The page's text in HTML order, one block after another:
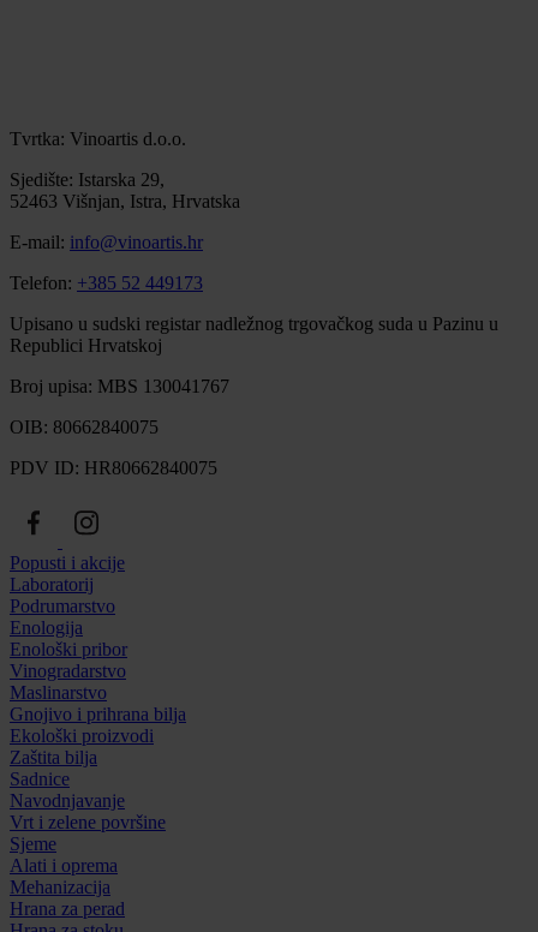
Tvrtka: Vinoartis d.o.o.
Sjedište: Istarska 29,
52463 Višnjan, Istra, Hrvatska
E-mail: info@vinoartis.hr
Telefon: +385 52 449173
Upisano u sudski registar nadležnog trgovačkog suda u Pazinu u
Republici Hrvatskoj
Broj upisa: MBS 130041767
OIB: 80662840075
PDV ID: HR80662840075
Popusti i akcije
Laboratorij
Podrumarstvo
Enologija
Enološki pribor
Vinogradarstvo
Maslinarstvo
Gnojivo i prihrana bilja
Ekološki proizvodi
Zaštita bilja
Sadnice
Navodnjavanje
Vrt i zelene površine
Sjeme
Alati i oprema
Mehanizacija
Hrana za perad